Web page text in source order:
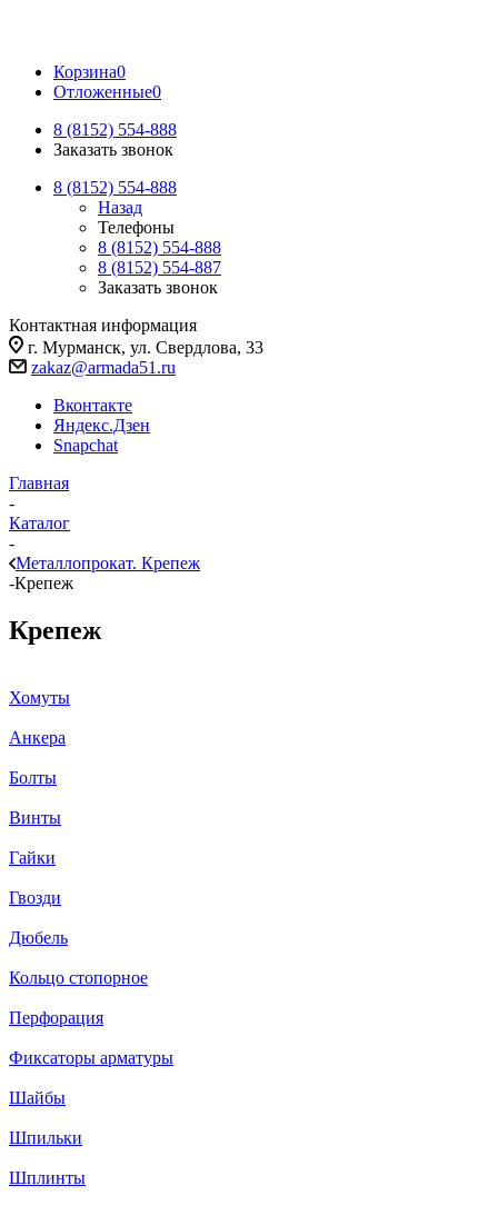
Корзина0
Отложенные0
8 (8152) 554-888
Заказать звонок
8 (8152) 554-888
Назад
Телефоны
8 (8152) 554-888
8 (8152) 554-887
Заказать звонок
Контактная информация
г. Мурманск, ул. Свердлова, 33
zakaz@armada51.ru
Вконтакте
Яндекс.Дзен
Snapchat
Главная
-
Каталог
-
Металлопрокат. Крепеж
-Крепеж
Крепеж
Хомуты
Анкера
Болты
Винты
Гайки
Гвозди
Дюбель
Кольцо стопорное
Перфорация
Фиксаторы арматуры
Шайбы
Шпильки
Шплинты